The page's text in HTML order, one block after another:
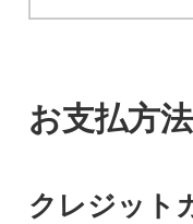
お支払方法
クレジット